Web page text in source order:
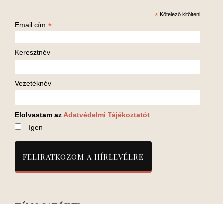
* Kötelező kitölteni
Email cím *
Keresztnév
Vezetéknév
Elolvastam az Adatvédelmi Tájékoztatót
Igen